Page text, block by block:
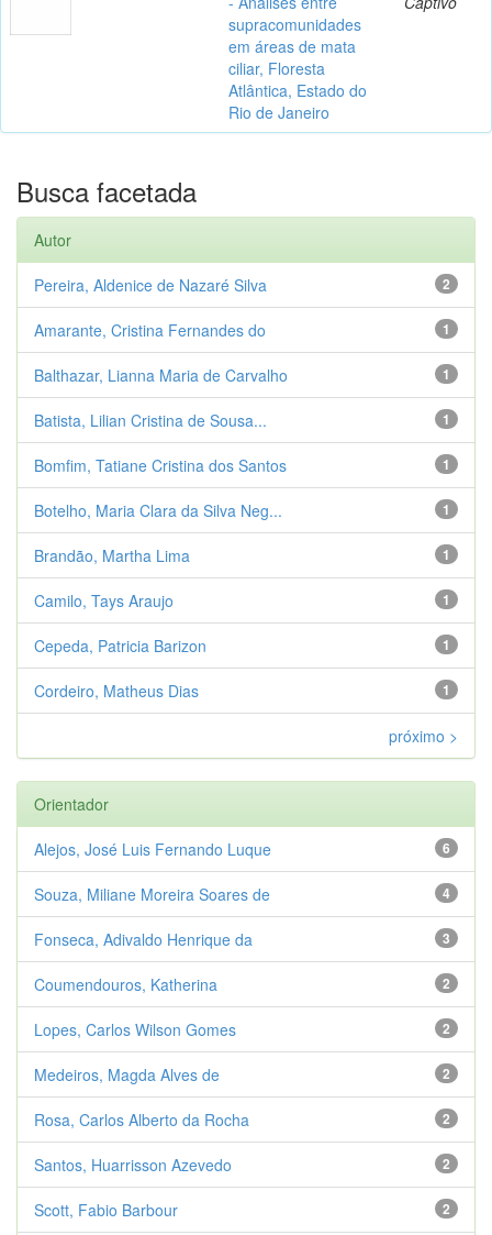
supracomunidades
em áreas de mata
ciliar, Floresta
Atlântica, Estado do
Rio de Janeiro
Busca facetada
Autor
2
Pereira, Aldenice de Nazaré Silva
1
Amarante, Cristina Fernandes do
1
Balthazar, Lianna Maria de Carvalho
1
Batista, Lilian Cristina de Sousa...
1
Bomfim, Tatiane Cristina dos Santos
1
Botelho, Maria Clara da Silva Neg...
1
Brandão, Martha Lima
1
Camilo, Tays Araujo
1
Cepeda, Patricia Barizon
1
Cordeiro, Matheus Dias
próximo >
Orientador
6
Alejos, José Luis Fernando Luque
4
Souza, Miliane Moreira Soares de
3
Fonseca, Adivaldo Henrique da
2
Coumendouros, Katherina
2
Lopes, Carlos Wilson Gomes
2
Medeiros, Magda Alves de
2
Rosa, Carlos Alberto da Rocha
2
Santos, Huarrisson Azevedo
2
Scott, Fabio Barbour